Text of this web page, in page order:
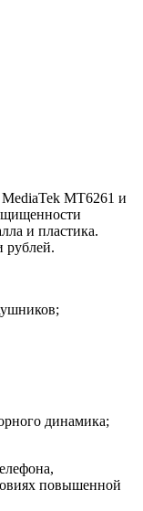
MT6261 и
и пластика.
рублей.
динамика;
повышенной